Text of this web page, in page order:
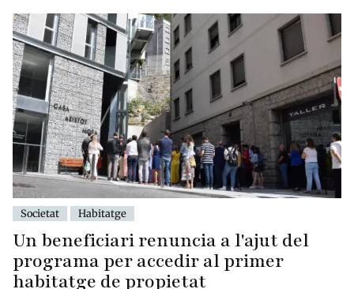
Societat Habitatge
Un beneficiari renuncia a l'ajut del
programa per accedir al primer
habitatge de propietat